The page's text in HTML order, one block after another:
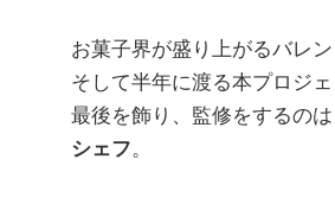
お菓子界が盛り上がるバレ
そして半年に渡る本プロジ
最後を飾り、監修をするの
シェフ。